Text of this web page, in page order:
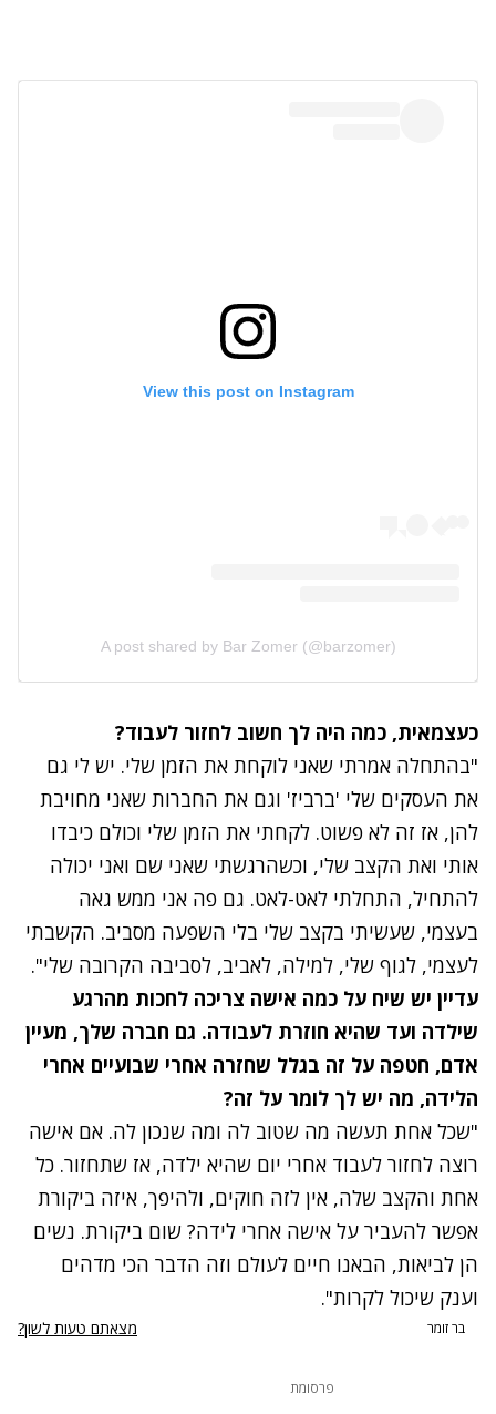
View this post on Instagram
A post shared by Bar Zomer (@barzomer)
כעצמאית, כמה היה לך חשוב לחזור לעבוד?
"בהתחלה אמרתי שאני לוקחת את הזמן שלי. יש לי גם
את העסקים שלי 'ברביז' וגם את החברות שאני מחויבת
להן, אז זה לא פשוט. לקחתי את הזמן שלי וכולם כיבדו
אותי ואת הקצב שלי, וכשהרגשתי שאני שם ואני יכולה
להתחיל, התחלתי לאט-לאט. גם פה אני ממש גאה
בעצמי, שעשיתי בקצב שלי בלי השפעה מסביב. הקשבתי
לעצמי, לגוף שלי, למילה, לאביב, לסביבה הקרובה שלי".
עדיין יש שיח על כמה אישה צריכה לחכות מהרגע
שילדה ועד שהיא חוזרת לעבודה. גם חברה שלך, מעיין
אדם, חטפה על זה בגלל שחזרה אחרי שבועיים אחרי
הלידה, מה יש לך לומר על זה?
"שכל אחת תעשה מה שטוב לה ומה שנכון לה. אם אישה
רוצה לחזור לעבוד אחרי יום שהיא ילדה, אז שתחזור. כל
אחת והקצב שלה, אין לזה חוקים, ולהיפך, איזה ביקורת
אפשר להעביר על אישה אחרי לידה? שום ביקורת. נשים
הן לביאות, הבאנו חיים לעולם וזה הדבר הכי מדהים
וענק שיכול לקרות".
בר זומר מצאתם טעות לשון?
פרסומת